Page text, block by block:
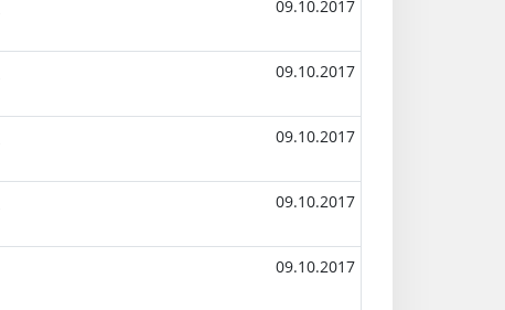
09.10.2017
09.10.2017
09.10.2017
09.10.2017
09.10.2017